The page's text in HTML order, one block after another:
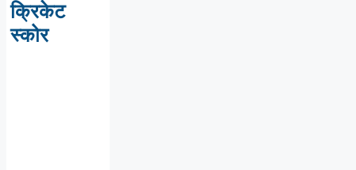
क्रिकेट
स्कोर